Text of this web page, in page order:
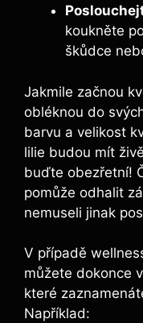
koukněte
škůdce
Jakmile začnou
obléknou do
barvu a velikost
lilie budou mít
buďte obezřetní!
pomůže odhalit
nemuseli jinak
V případě
můžete dokonce
které
Například: